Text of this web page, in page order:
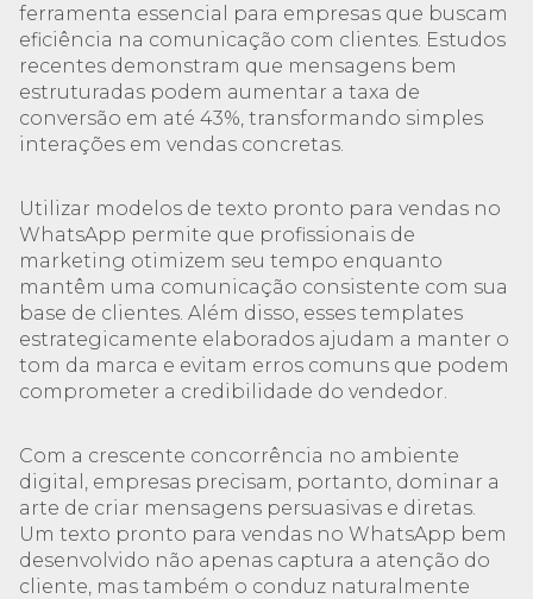
ferramenta essencial para empresas que buscam
eficiência na comunicação com clientes. Estudos
recentes demonstram que mensagens bem
estruturadas podem aumentar a taxa de
conversão em até 43%, transformando simples
interações em vendas concretas.
Utilizar modelos de texto pronto para vendas no
WhatsApp permite que profissionais de
marketing otimizem seu tempo enquanto
mantêm uma comunicação consistente com sua
base de clientes. Além disso, esses templates
estrategicamente elaborados ajudam a manter o
tom da marca e evitam erros comuns que podem
comprometer a credibilidade do vendedor.
Com a crescente concorrência no ambiente
digital, empresas precisam, portanto, dominar a
arte de criar mensagens persuasivas e diretas.
Um texto pronto para vendas no WhatsApp bem
desenvolvido não apenas captura a atenção do
cliente, mas também o conduz naturalmente